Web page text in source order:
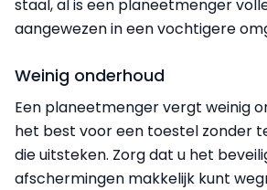
staal, al is een planeetmenger
aangewezen in een vochtigere
Weinig onderhoud
Een planeetmenger vergt weinig
het best voor een toestel zonder
die uitsteken. Zorg dat u het
afschermingen makkelijk kunt